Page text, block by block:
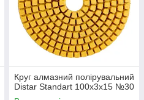
Круг алмазний полірувальний
Distar Standart 100x3x15 №30